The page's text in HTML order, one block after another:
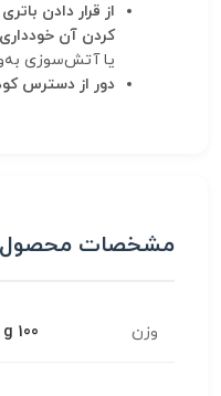
از قرار دادن
کردن آن
یا آتش‌سوزی
دور از دسترس
مشخصات محصول
وزن 100 g